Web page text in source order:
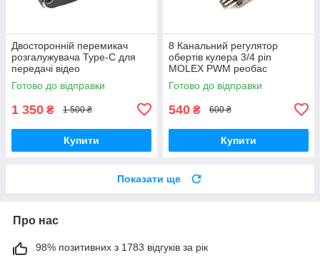
Двосторонній перемикач
розгалужувача Type-C для
передачі відео
8K@60Hz/4K@144Hz, 100 Вт,
USB C для монітора
Готово до відправки
1 350 ₴ 1 500 ₴
Купити
8 Канальний регулятор
обертів кулера 3/4 pin
MOLEX PWM реобас
Готово до відправки
540 ₴ 600 ₴
Купити
Показати ще
Про нас
98% позитивних з 1783 відгуків за рік